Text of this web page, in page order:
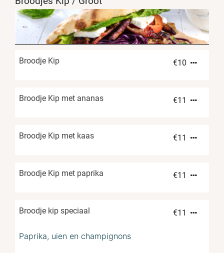
Broodje Kip €10
Broodje Kip met ananas €11
Broodje Kip met kaas €11
Broodje Kip met paprika €11
Broodje kip speciaal €11
Paprika, uien en champignons